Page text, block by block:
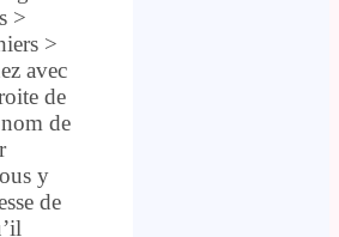
>
>
avec
de
de
y
de